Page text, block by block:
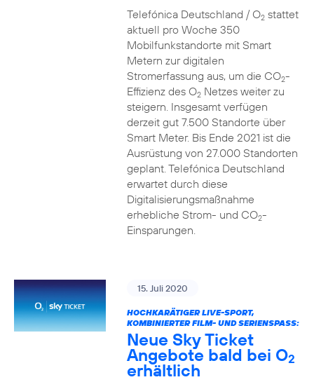
Telefónica Deutschland / O2stattet
aktuell pro Woche 350
Mobilfunkstandorte mit Smart
Metern zur digitalen
Stromerfassung aus, um die CO2-
Effizienz des O2Netzes weiter zu
steigern. Insgesamt verfügen
derzeit gut 7.500 Standorte über
Smart Meter. Bis Ende 2021 ist die
Ausrüstung von 27.000 Standorten
geplant. Telefónica Deutschland
erwartet durch diese
Digitalisierungsmaßnahme
erhebliche Strom- und CO2-
Einsparungen.
15. Juli 2020
HOCHKARÄTIGER LIVE-SPORT,
KOMBINIERTER FILM- UND SERIENSPASS:
Neue Sky Ticket
Angebote bald bei O2
erhältlich